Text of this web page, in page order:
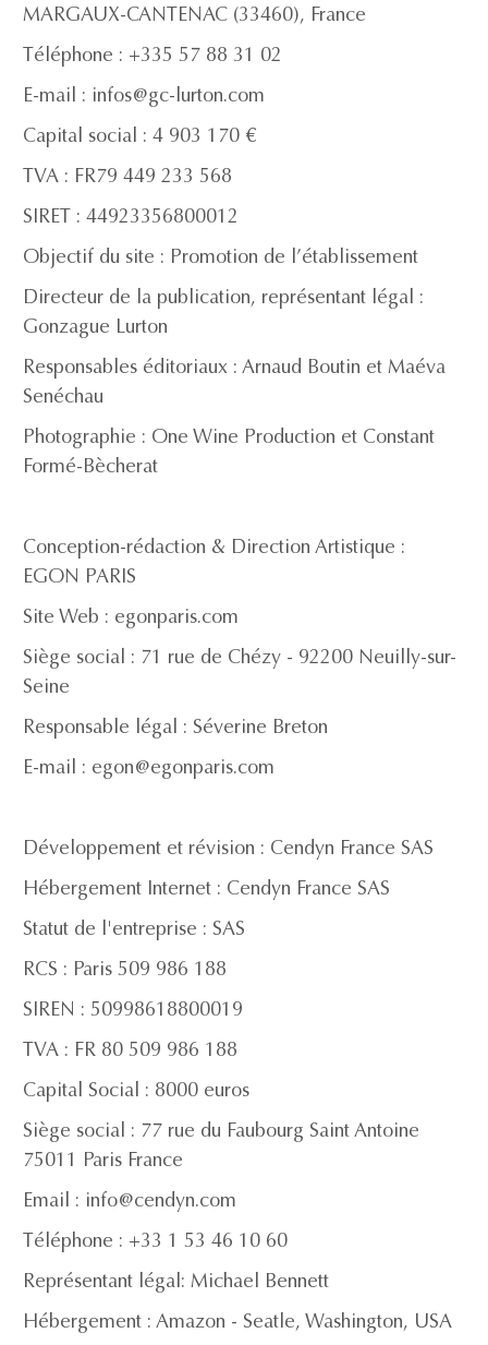
MARGAUX-CANTENAC (33460), France
Téléphone : +335 57 88 31 02
E-mail : infos@gc-lurton.com
Capital social : 4 903 170 €
TVA : FR79 449 233 568
SIRET : 44923356800012
Objectif du site : Promotion de l’établissement
Directeur de la publication, représentant légal :
Gonzague Lurton
Responsables éditoriaux : Arnaud Boutin et Maéva
Senéchau
Photographie : One Wine Production et Constant
Formé-Bècherat
Conception-rédaction & Direction Artistique :
EGON PARIS
Site Web : egonparis.com
Siège social : 71 rue de Chézy - 92200 Neuilly-sur-
Seine
Responsable légal : Séverine Breton
E-mail : egon@egonparis.com
Développement et révision : Cendyn France SAS
Hébergement Internet : Cendyn France SAS
Statut de l'entreprise : SAS
RCS : Paris 509 986 188
SIREN : 50998618800019
TVA : FR 80 509 986 188
Capital Social : 8000 euros
Siège social : 77 rue du Faubourg Saint Antoine
75011 Paris France
Email : info@cendyn.com
Téléphone : +33 1 53 46 10 60
Représentant légal: Michael Bennett
Hébergement : Amazon - Seatle, Washington, USA